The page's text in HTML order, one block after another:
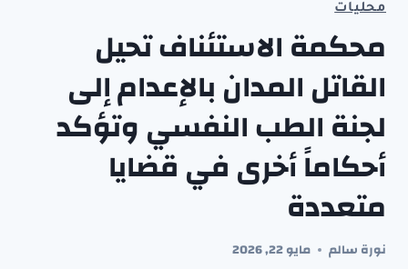
محليات
محكمة الاستئناف تحيل
القاتل المدان بالإعدام إلى
لجنة الطب النفسي وتؤكد
أحكاماً أخرى في قضايا
متعددة
نورة سالم مايو 22, 2026